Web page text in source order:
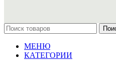
МЕНЮ
КАТЕГОРИИ